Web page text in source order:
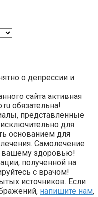
о депрессии и
сайта активная
обязательна!
представленные
для
основанием для
Самолечение
вашему здоровью!
полученной на
с врачом!
источников. Если
напишите нам,